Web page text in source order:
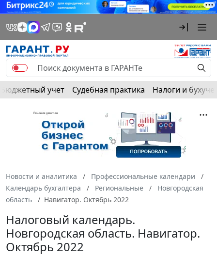
Бюджетный учет Судебная практика Налоги и
Новости и аналитика
Профессиональные календари
Календарь бухгалтера
Региональные
Новгородская
область
Навигатор. Октябрь 2022
Налоговый календарь.
Новгородская область. Навигатор.
Октябрь 2022